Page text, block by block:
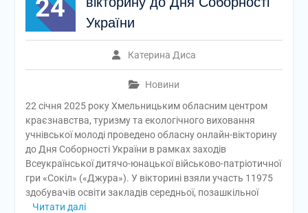
24
України
Катерина Диса
Новини
22 січня 2025 року Хмельницьким обласним центром
краєзнавства, туризму та екологічного виховання
учнівської молоді проведено обласну онлайн-вікторину
до Дня Соборності України в рамках заходів
Всеукраїнської дитячо-юнацької військово-патріотичної
гри «Сокіл» («Джура»). У вікторині взяли участь 11975
здобувачів освіти закладів середньої, позашкільної
Читати далі